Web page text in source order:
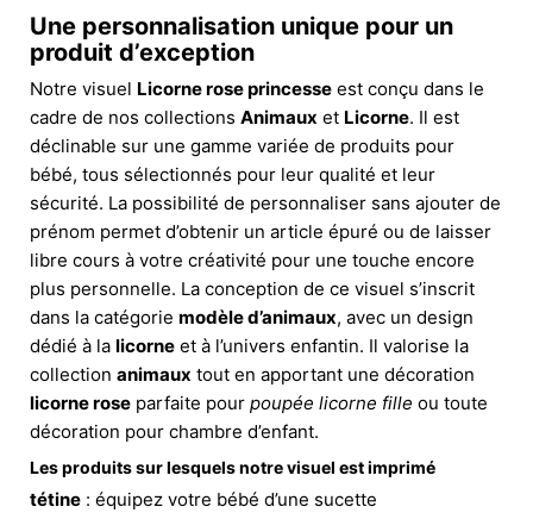
Une personnalisation unique pour un
produit d’exception
Notre visuel Licorne rose princesse est conçu dans le
cadre de nos collections Animaux et Licorne. Il est
déclinable sur une gamme variée de produits pour
bébé, tous sélectionnés pour leur qualité et leur
sécurité. La possibilité de personnaliser sans ajouter de
prénom permet d’obtenir un article épuré ou de laisser
libre cours à votre créativité pour une touche encore
plus personnelle. La conception de ce visuel s’inscrit
dans la catégorie modèle d’animaux, avec un design
dédié à la licorne et à l’univers enfantin. Il valorise la
collection animaux tout en apportant une décoration
licorne rose parfaite pour poupée licorne fille ou toute
décoration pour chambre d’enfant.
Les produits sur lesquels notre visuel est imprimé
tétine : équipez votre bébé d’une sucette